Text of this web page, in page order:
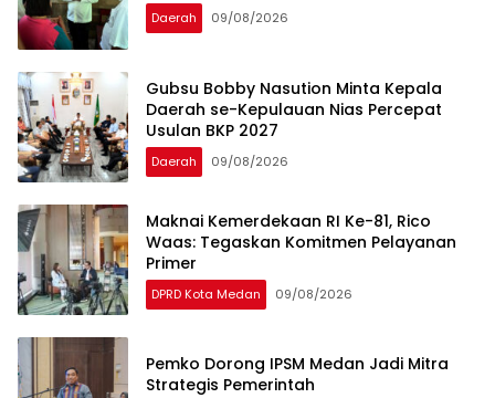
Daerah 09/08/2026
Gubsu Bobby Nasution Minta Kepala
Daerah se-Kepulauan Nias Percepat
Usulan BKP 2027
Daerah 09/08/2026
Maknai Kemerdekaan RI Ke-81, Rico
Waas: Tegaskan Komitmen Pelayanan
Primer
DPRD Kota Medan 09/08/2026
Pemko Dorong IPSM Medan Jadi Mitra
Strategis Pemerintah